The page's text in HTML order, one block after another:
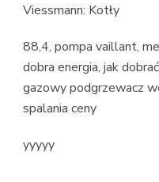
Viessmann: Kotły
88,4, pompa vaillant,
dobra energia, jak
gazowy podgrzewacz
spalania ceny
yyyyy